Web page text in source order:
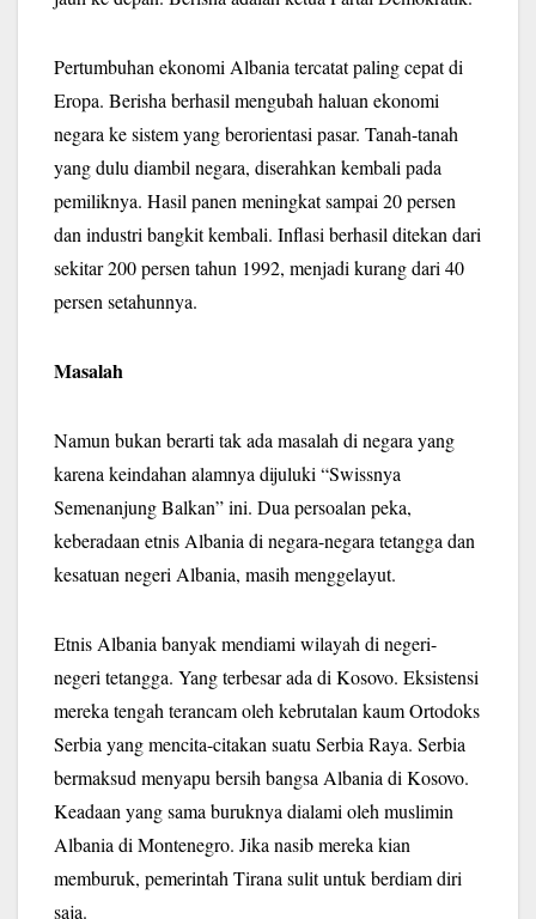
Pertumbuhan ekonomi Albania tercatat paling cepat di
Eropa. Berisha berhasil mengubah haluan ekonomi
negara ke sistem yang berorientasi pasar. Tanah-tanah
yang dulu diambil negara, diserahkan kembali pada
pemiliknya. Hasil panen meningkat sampai 20 persen
dan industri bangkit kembali. Inflasi berhasil ditekan dari
sekitar 200 persen tahun 1992, menjadi kurang dari 40
persen setahunnya.
Masalah
Namun bukan berarti tak ada masalah di negara yang
karena keindahan alamnya dijuluki “Swissnya
Semenanjung Balkan” ini. Dua persoalan peka,
keberadaan etnis Albania di negara-negara tetangga dan
kesatuan negeri Albania, masih menggelayut.
Etnis Albania banyak mendiami wilayah di negeri-
negeri tetangga. Yang terbesar ada di Kosovo. Eksistensi
mereka tengah terancam oleh kebrutalan kaum Ortodoks
Serbia yang mencita-citakan suatu Serbia Raya. Serbia
bermaksud menyapu bersih bangsa Albania di Kosovo.
Keadaan yang sama buruknya dialami oleh muslimin
Albania di Montenegro. Jika nasib mereka kian
memburuk, pemerintah Tirana sulit untuk berdiam diri
saja.